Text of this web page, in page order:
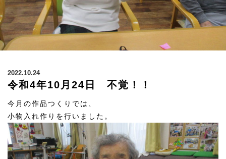
2022.10.24
令和4年10月24日 不覚！！
今月の作品つくりでは、
小物入れ作りを行いました。